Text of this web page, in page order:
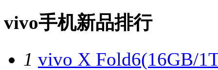
vivo手机新品排行
1 vivo X Fold6(16GB/